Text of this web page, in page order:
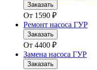
Заказать
От 1590 ₽
Ремонт насоса ГУР
Заказать
От 4400 ₽
Замена насоса ГУР
Заказать